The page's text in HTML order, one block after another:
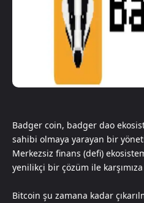
Badger coin, badger dao
sahibi olmaya yarayan bir
Merkezsiz finans (defi)
yenilikçi bir çözüm ile karşımıza
Bitcoin şu zamana kadar